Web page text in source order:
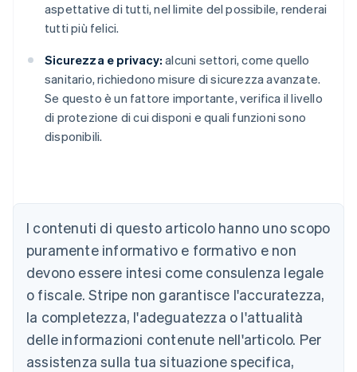
aspettative di tutti, nel limite del possibile, renderai
tutti più felici.
Sicurezza e privacy: alcuni settori, come quello
sanitario, richiedono misure di sicurezza avanzate.
Se questo è un fattore importante, verifica il livello
di protezione di cui disponi e quali funzioni sono
disponibili.
I contenuti di questo articolo hanno uno scopo
puramente informativo e formativo e non
devono essere intesi come consulenza legale
o fiscale. Stripe non garantisce l'accuratezza,
la completezza, l'adeguatezza o l'attualità
delle informazioni contenute nell'articolo. Per
assistenza sulla tua situazione specifica,
English
Austria
Deutsch English
Belgio
NederlandsFrançaisDeutschEnglish
PortuguêsEnglish
Bulgaria
English
Canada
English Français